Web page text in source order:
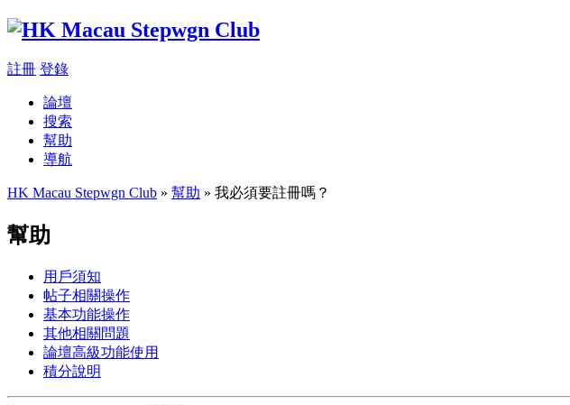
註冊 登錄
論壇
搜索
幫助
導航
HK Macau Stepwgn Club » 幫助 » 我必須要註冊嗎？
幫助
用戶須知
帖子相關操作
基本功能操作
其他相關問題
論壇高級功能使用
積分說明